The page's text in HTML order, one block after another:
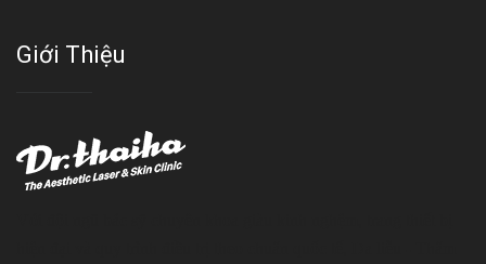
Giới Thiệu